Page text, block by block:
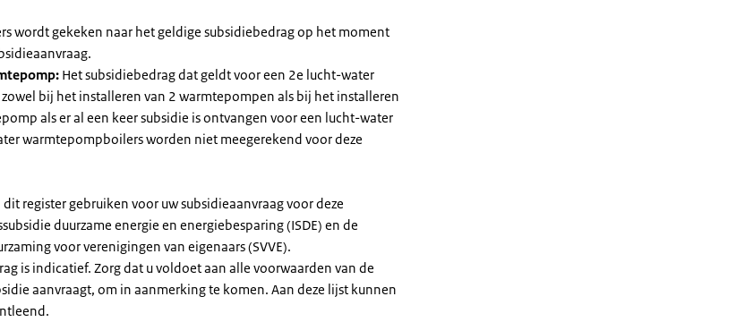
wordt gekeken naar het geldige subsidiebedrag op het moment
Het subsidiebedrag dat geldt voor een 2e lucht-water
bij het installeren van 2 warmtepompen als bij het installeren
als er al een keer subsidie is ontvangen voor een lucht-water
warmtepompboilers worden niet meegerekend voor deze
register gebruiken voor uw subsidieaanvraag voor deze
duurzame energie en energiebesparing (ISDE) en de
voor verenigingen van eigenaars (SVVE).
is indicatief. Zorg dat u voldoet aan alle voorwaarden van de
aanvraagt, om in aanmerking te komen. Aan deze lijst kunnen